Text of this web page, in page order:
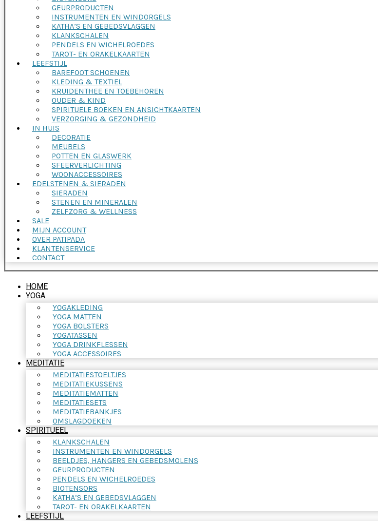
GEURPRODUCTEN
INSTRUMENTEN EN WINDORGELS
KATHA’S EN GEBEDSVLAGGEN
KLANKSCHALEN
PENDELS EN WICHELROEDES
TAROT- EN ORAKELKAARTEN
LEEFSTIJL
BAREFOOT SCHOENEN
KLEDING & TEXTIEL
KRUIDENTHEE EN TOEBEHOREN
OUDER & KIND
SPIRITUELE BOEKEN EN ANSICHTKAARTEN
VERZORGING & GEZONDHEID
IN HUIS
DECORATIE
MEUBELS
POTTEN EN GLASWERK
SFEERVERLICHTING
WOONACCESSOIRES
EDELSTENEN & SIERADEN
SIERADEN
STENEN EN MINERALEN
ZELFZORG & WELLNESS
SALE
MIJN ACCOUNT
OVER PATIPADA
KLANTENSERVICE
CONTACT
HOME
YOGA
YOGAKLEDING
YOGA MATTEN
YOGA BOLSTERS
YOGATASSEN
YOGA DRINKFLESSEN
YOGA ACCESSOIRES
MEDITATIE
MEDITATIESTOELTJES
MEDITATIEKUSSENS
MEDITATIEMATTEN
MEDITATIESETS
MEDITATIEBANKJES
OMSLAGDOEKEN
SPIRITUEEL
KLANKSCHALEN
INSTRUMENTEN EN WINDORGELS
BEELDJES, HANGERS EN GEBEDSMOLENS
GEURPRODUCTEN
PENDELS EN WICHELROEDES
BIOTENSORS
KATHA’S EN GEBEDSVLAGGEN
TAROT- EN ORAKELKAARTEN
LEEFSTIJL